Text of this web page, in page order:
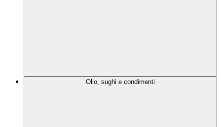
Olio, sughi e condimenti